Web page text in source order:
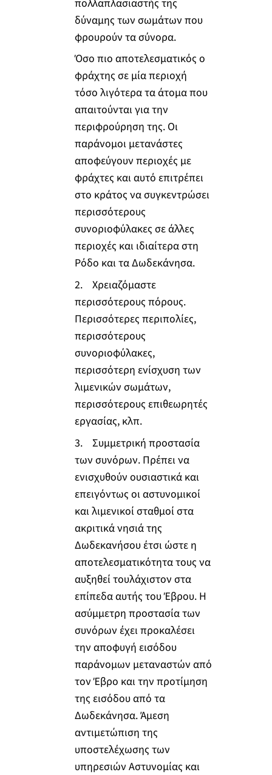
πολλαπλασιαστής της
δύναμης των σωμάτων που
φρουρούν τα σύνορα.
Όσο πιο αποτελεσματικός ο
φράχτης σε μία περιοχή
τόσο λιγότερα τα άτομα που
απαιτούνται για την
περιφρούρηση της. Οι
παράνομοι μετανάστες
αποφεύγουν περιοχές με
φράχτες και αυτό επιτρέπει
στο κράτος να συγκεντρώσει
περισσότερους
συνοριοφύλακες σε άλλες
περιοχές και ιδιαίτερα στη
Ρόδο και τα Δωδεκάνησα.
2. Χρειαζόμαστε
περισσότερους πόρους.
Περισσότερες περιπολίες,
περισσότερους
συνοριοφύλακες,
περισσότερη ενίσχυση των
λιμενικών σωμάτων,
περισσότερους επιθεωρητές
εργασίας, κλπ.
3. Συμμετρική προστασία
των συνόρων. Πρέπει να
ενισχυθούν ουσιαστικά και
επειγόντως οι αστυνομικοί
και λιμενικοί σταθμοί στα
ακριτικά νησιά της
Δωδεκανήσου έτσι ώστε η
αποτελεσματικότητα τους να
αυξηθεί τουλάχιστον στα
επίπεδα αυτής του Έβρου. Η
ασύμμετρη προστασία των
συνόρων έχει προκαλέσει
την αποφυγή εισόδου
παράνομων μεταναστών από
τον Έβρο και την προτίμηση
της εισόδου από τα
Δωδεκάνησα. Άμεση
αντιμετώπιση της
υποστελέχωσης των
υπηρεσιών Αστυνομίας και